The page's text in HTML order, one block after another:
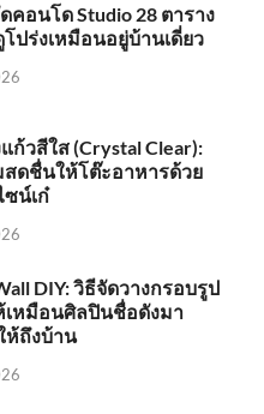
คอนโด Studio 28 ตาราง
โปร่งเหมือนอยู่บ้านเดี่ยว
ก้วสีใส (Crystal Clear):
สดชื่นให้โต๊ะอาหารด้วย
น์เก๋
DIY: วิธีจัดวางกรอบรูป
เหมือนศิลปินชื่อดังมา
ห้ถึงบ้าน